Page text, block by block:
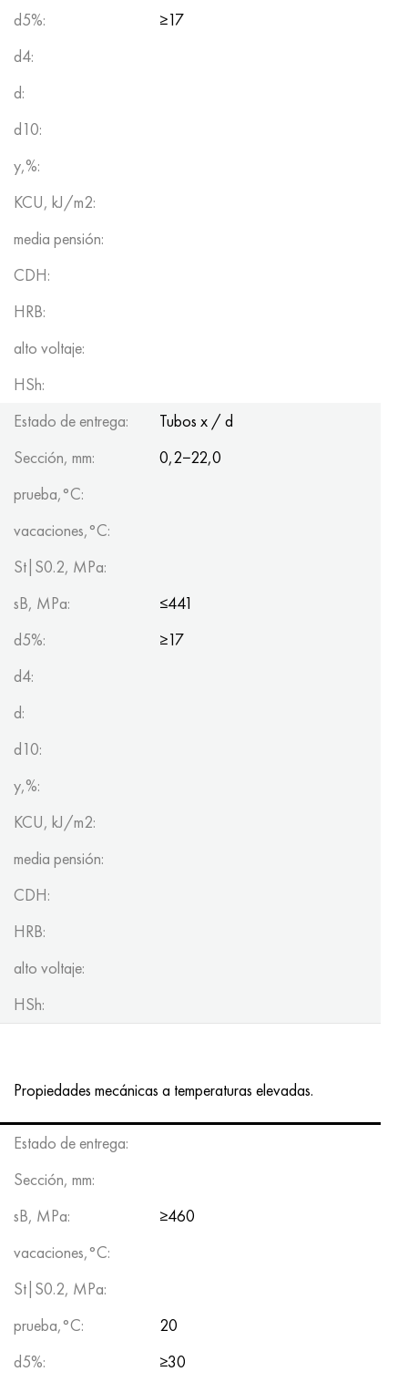
d5%:
≥17
d4:
d:
d10:
y,%:
KCU, kJ/m2:
media pensión:
CDH:
HRB:
alto voltaje:
HSh:
Estado de entrega:
Tubos x / d
Sección, mm:
0,2−22,0
prueba,°C:
vacaciones,°C:
St|S0.2, MPa:
sB, MPa:
≤441
d5%:
≥17
d4:
d:
d10:
y,%:
KCU, kJ/m2:
media pensión:
CDH:
HRB:
alto voltaje:
HSh:
Propiedades mecánicas a temperaturas elevadas.
Estado de entrega:
Sección, mm:
sB, MPa:
≥460
vacaciones,°C:
St|S0.2, MPa:
prueba,°C:
20
d5%:
≥30